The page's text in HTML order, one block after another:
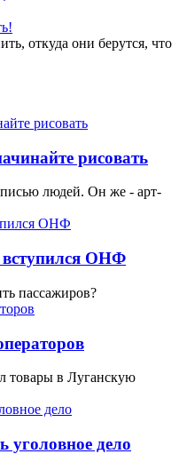
откуда они берутся, что
рисовать
людей. Он же - арт-
вступился ОНФ
пассажиров?
товары в Луганскую
уголовное дело